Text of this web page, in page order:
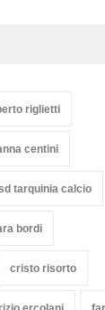
un
riglietti
centini
tarquinia calcio
bordi
cristo risorto